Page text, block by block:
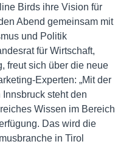
Birds ihre Vision für
Abend gemeinsam mit
und Politik
für Wirtschaft,
freut sich über die neue
Experten: „Mit der
steht den
Wissen im Bereich
Das wird die
in Tirol